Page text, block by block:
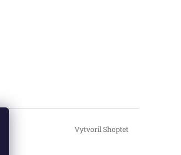
Vytvoril Shoptet